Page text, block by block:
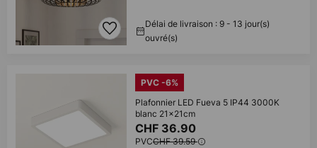
Délai de livraison : 9 - 13 jour(s)
ouvré(s)
PVC -6%
Plafonnier LED Fueva 5 IP44 3000K
blanc 21x21cm
CHF 36.90
PVCCHF 39.59